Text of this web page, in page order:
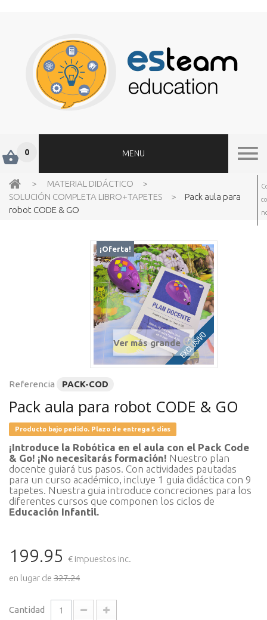
0 MENU
> MATERIAL DIDÁCTICO
>
SOLUCIÓN COMPLETA LIBRO+TAPETES
>
Pack aula para
robot CODE & GO
¡Oferta!
Ver más grande
Referencia PACK-COD
Pack aula para robot CODE & GO
Producto bajo pedido. Plazo de entrega 5 dias
¡Introduce la Robótica en el aula con el Pack Code
& Go! ¡No necesitarás formación! Nuestro plan
docente guiará tus pasos. Con actividades pautadas
para un curso académico, incluye 1 guia didáctica con 9
tapetes. Nuestra guia introduce concreciones para los
diferentes cursos que componen los ciclos de
Educación Infantil.
199.95 € impuestos inc.
en lugar de 327.24
Cantidad